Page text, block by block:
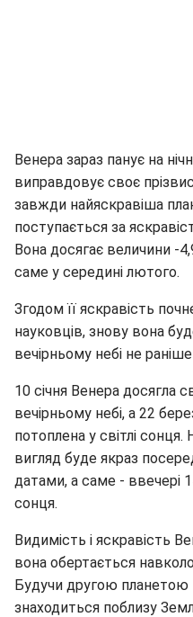
Венера зараз панує на
виправдовує своє
завжди найяскравіша
поступається за
Вона досягає величини -
саме у середині лютого.
Згодом її яскравість
науковців, знову вона
вечірньому небі не
10 січня Венера досягла
вечірньому небі, а 22
потоплена у світлі сонця.
вигляд буде якраз
датами, а саме - ввечері
сонця.
Видимість і яскравість
вона обертається
Будучи другою планетою
знаходиться поблизу